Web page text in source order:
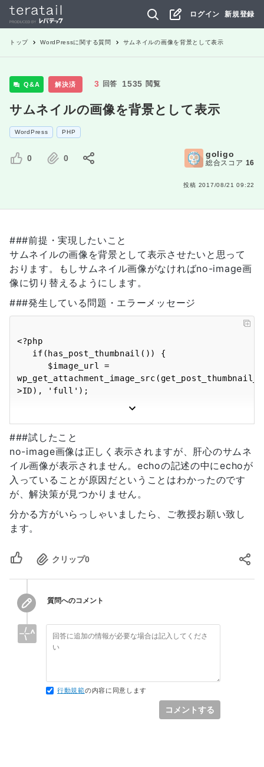
ログイン 新規登録
トップ WordPressに関する質問 サムネイルの画像を背景として表示
Q&A 解決済 3 回答 1535 閲覧
サムネイルの画像を背景として表示
WordPress PHP
0 0 goligo
総合スコア 16
投稿 2017/08/21 09:22
###前提・実現したいこと
サムネイルの画像を背景として表示させたいと思って
おります。もしサムネイル画像がなければno-image画
像に切り替えるようにします。
###発生している問題・エラーメッセージ
<?php
>ID), 'full');
$image[0]; ?>);"></div>';
       }
    else {
     echo '<div class="thumbnail-box"
style="background-image:url(' .
get_template_directory_uri() . '/images/no-
image.png);"></div>';
          }
###試したこと
no-image画像は正しく表示されますが、肝心のサムネ
イル画像が表示されません。echoの記述の中にechoが
入っていることが原因だということはわかったのです
が、解決策が見つかりません。
分かる方がいらっしゃいましたら、ご教授お願い致し
ます。
クリップ0
質問へのコメント
行動規範の内容に同意します
コメントする